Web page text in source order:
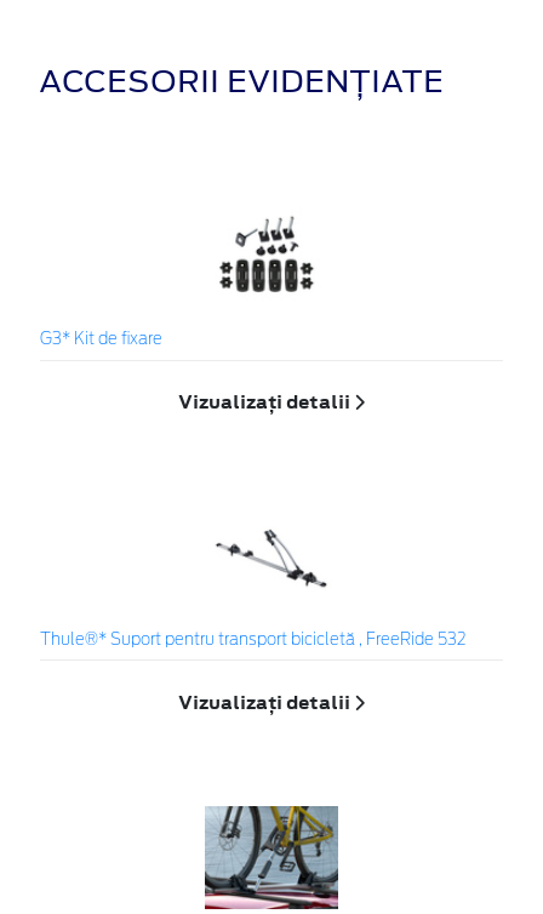
ACCESORII EVIDENȚIATE
G3* Kit de fixare
Vizualizați detalii
Thule®* Suport pentru transport bicicletă , FreeRide 532
Vizualizați detalii